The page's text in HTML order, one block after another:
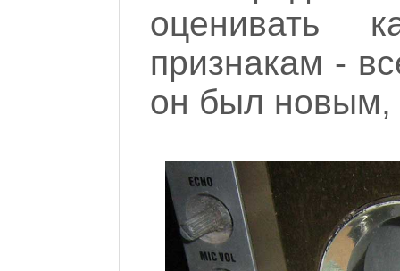
оценивать
признакам -
он был новым,